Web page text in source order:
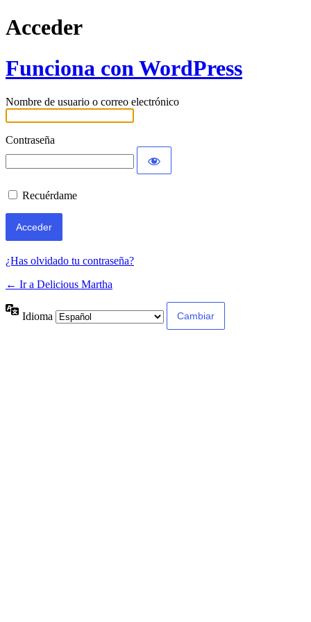
Acceder
Funciona con WordPress
Nombre de usuario o correo electrónico
Contraseña
Recuérdame
¿Has olvidado tu contraseña?
← Ir a Delicious Martha
Idioma